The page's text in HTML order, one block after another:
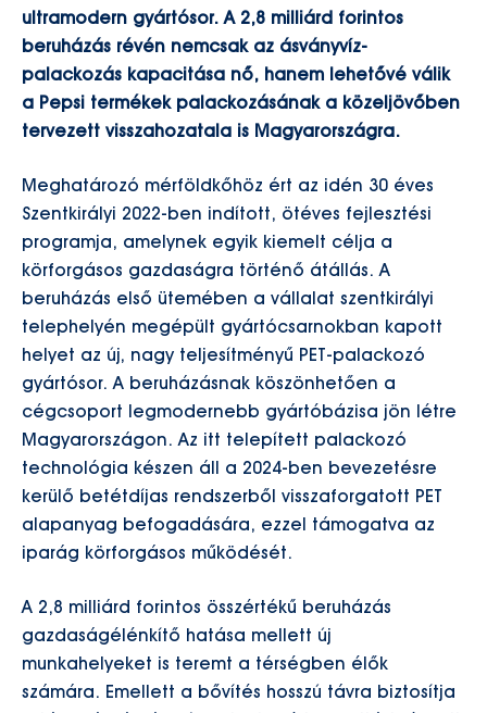
ultramodern gyártósor. A 2,8 milliárd forintos
beruházás révén nemcsak az ásványvíz-
palackozás kapacitása nő, hanem lehetővé válik
a Pepsi termékek palackozásának a közeljövőben
tervezett visszahozatala is Magyarországra.
Meghatározó mérföldkőhöz ért az idén 30 éves
Szentkirályi 2022-ben indított, ötéves fejlesztési
programja, amelynek egyik kiemelt célja a
körforgásos gazdaságra történő átállás. A
beruházás első ütemében a vállalat szentkirályi
telephelyén megépült gyártócsarnokban kapott
helyet az új, nagy teljesítményű PET-palackozó
gyártósor. A beruházásnak köszönhetően a
cégcsoport legmodernebb gyártóbázisa jön létre
Magyarországon. Az itt telepített palackozó
technológia készen áll a 2024-ben bevezetésre
kerülő betétdíjas rendszerből visszaforgatott PET
alapanyag befogadására, ezzel támogatva az
iparág körforgásos működését.
A 2,8 milliárd forintos összértékű beruházás
gazdaságélénkítő hatása mellett új
munkahelyeket is teremt a térségben élők
számára. Emellett a bővítés hosszú távra biztosítja